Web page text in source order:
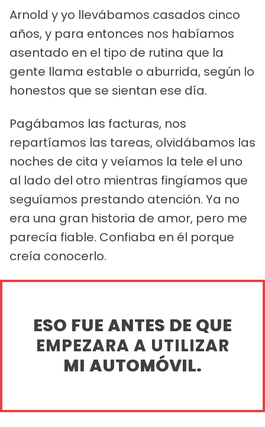
Arnold y yo llevábamos casados cinco
años, y para entonces nos habíamos
asentado en el tipo de rutina que la
gente llama estable o aburrida, según lo
honestos que se sientan ese día.
Pagábamos las facturas, nos
repartíamos las tareas, olvidábamos las
noches de cita y veíamos la tele el uno
al lado del otro mientras fingíamos que
seguíamos prestando atención. Ya no
era una gran historia de amor, pero me
parecía fiable. Confiaba en él porque
creía conocerlo.
ESO FUE ANTES DE QUE
EMPEZARA A UTILIZAR
MI AUTOMÓVIL.